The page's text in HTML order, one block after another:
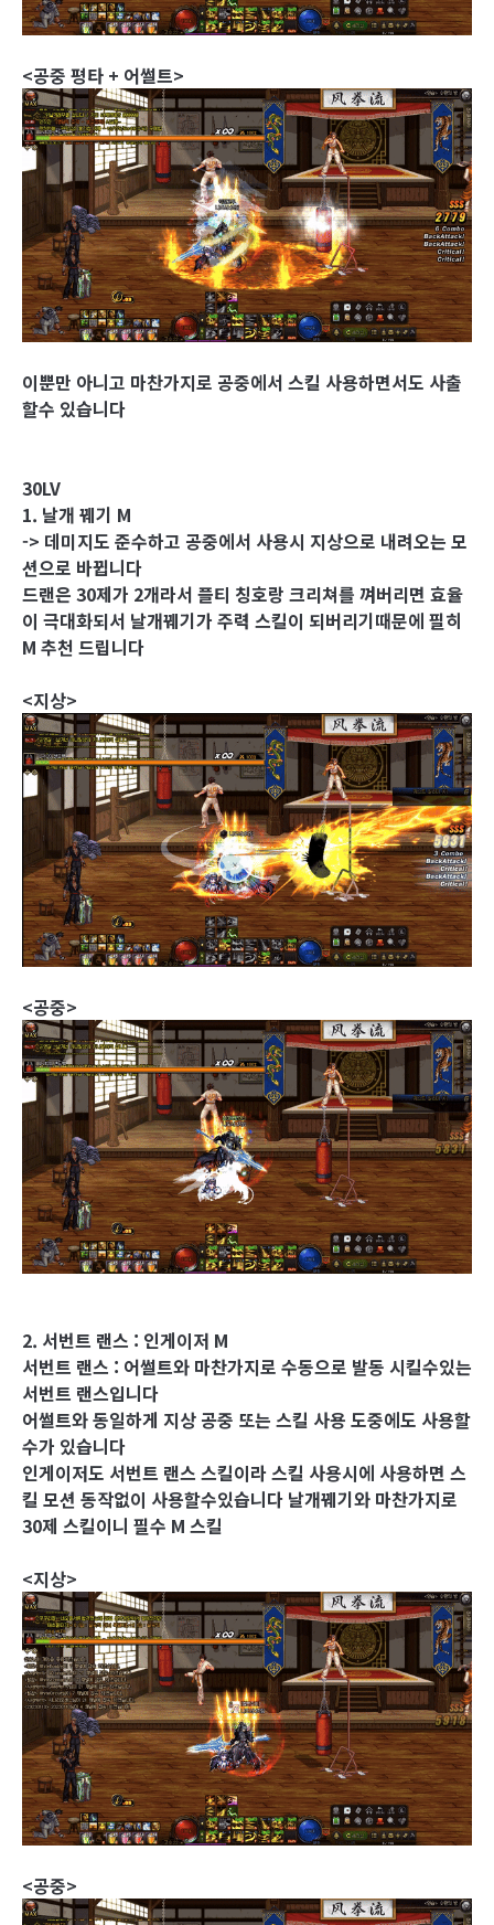
<공중 평타 + 어썰트>
이뿐만 아니고 마찬가지로 공중에서 스킬 사용하면서도 사출
할수 있습니다
30LV
1. 날개 꿰기 M
-> 데미지도 준수하고 공중에서 사용시 지상으로 내려오는 모
션으로 바뀝니다
드랜은 30제가 2개라서 플티 칭호랑 크리쳐를 껴버리면 효율
이 극대화되서 날개꿰기가 주력 스킬이 되버리기때문에 필히
M 추천 드립니다
<지상>
<공중>
2. 서번트 랜스 : 인게이저 M
서번트 랜스 : 어썰트와 마찬가지로 수동으로 발동 시킬수있는
서번트 랜스입니다
어썰트와 동일하게 지상 공중 또는 스킬 사용 도중에도 사용할
수가 있습니다
인게이저도 서번트 랜스 스킬이라 스킬 사용시에 사용하면 스
킬 모션 동작없이 사용할수있습니다 날개꿰기와 마찬가지로
30제 스킬이니 필수 M 스킬
<지상>
<공중>